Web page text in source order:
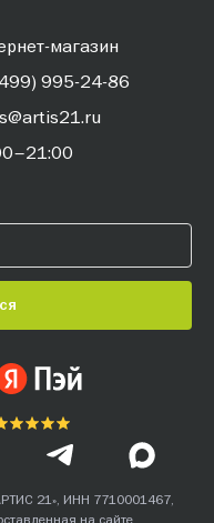
магазин
995-24-86
21», ИНН 7710001467,
на сайте